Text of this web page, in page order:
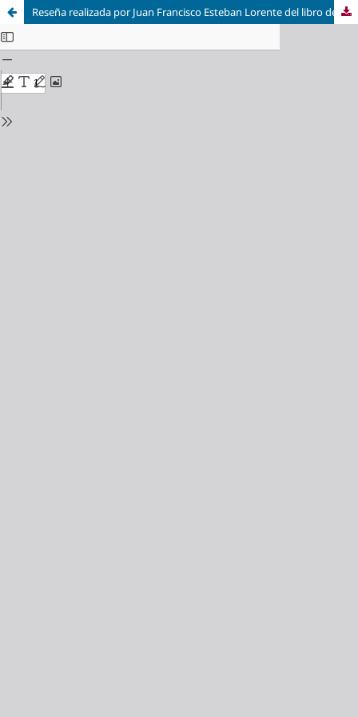
Reseña realizada por Juan Francisco Esteban Lorente del libro de Fabián Mañas Ballestín y Francisco Martín Domingo titulado